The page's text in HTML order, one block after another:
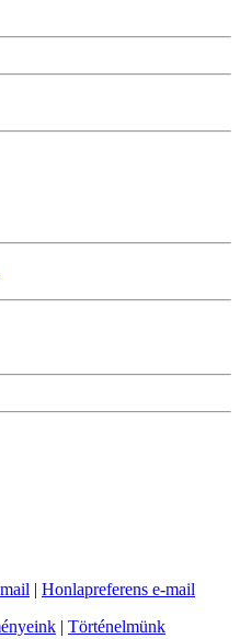
| Honlapreferens e-mail
| Történelmünk